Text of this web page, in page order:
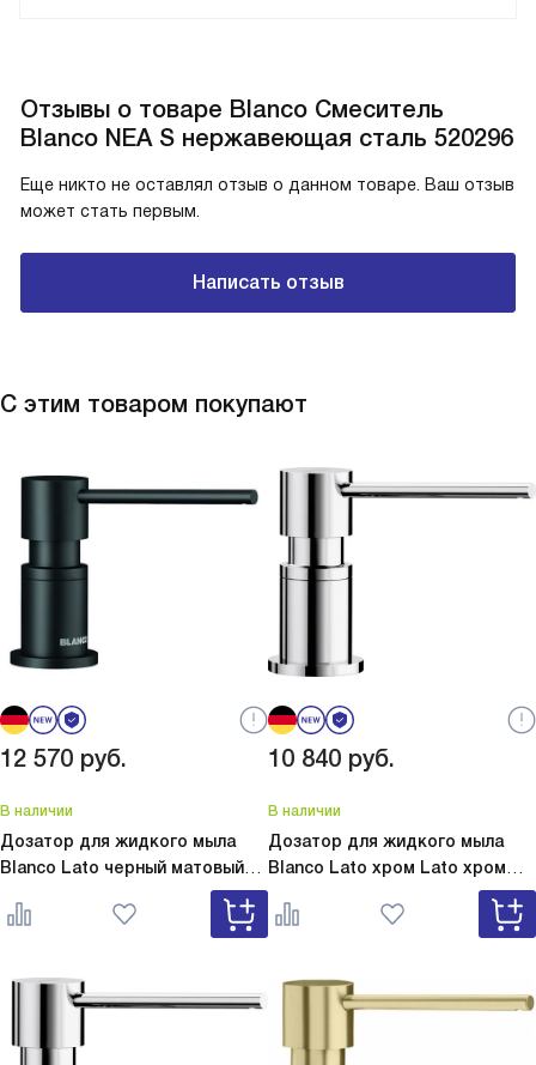
Отзывы о товаре Blanco Смеситель
Blanco NEA S нержавеющая сталь 520296
Еще никто не оставлял отзыв о данном товаре. Ваш отзыв
может стать первым.
Написать отзыв
С этим товаром покупают
12 570 руб.
В наличии
Дозатор для жидкого мыла
Blanco Lato черный матовый
Lato черный матовый 525789
10 840 руб.
В наличии
Дозатор для жидкого мыла
Blanco Lato хром Lato хром